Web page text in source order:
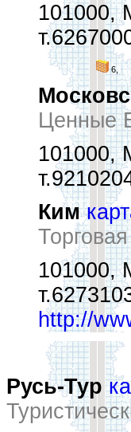
101000,
6,
Ценные
101000,
Ким
101000,
http://
Русь-Тур